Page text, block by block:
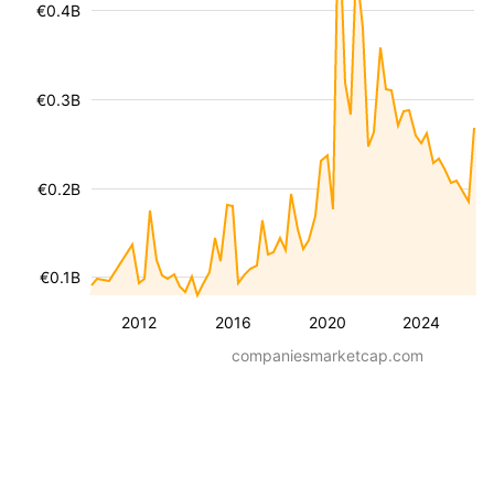
2012 2016 2020 2024
€0.1B
€0.2B
€0.3B
€0.4B
companiesmarketcap.com